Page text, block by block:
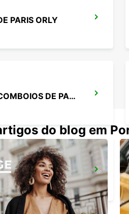
PARIS ORLY
ESTAÇÃO DE COMBOIOS DE PARIS MONTPARNASSE
ESTAÇÃO DE COMBOIOS DE PARIS GARE DE LYON
do blog em